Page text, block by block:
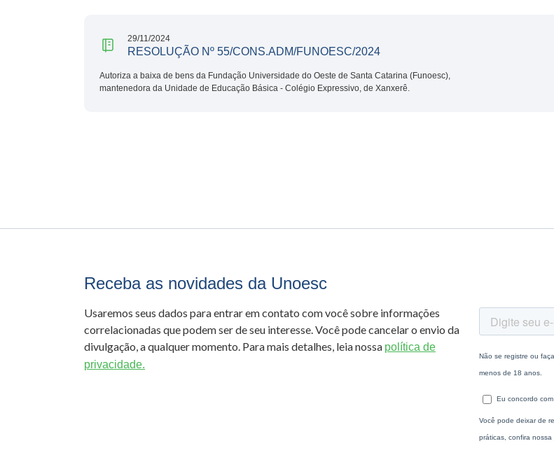
29/11/2024
RESOLUÇÃO Nº 55/CONS.ADM/FUNOESC/2024
Autoriza a baixa de bens da Fundação Universidade do Oeste de Santa Catarina (Funoesc),
mantenedora da Unidade de Educação Básica - Colégio Expressivo, de Xanxerê.
Receba as novidades da Unoesc
Usaremos seus dados para entrar em contato com você sobre informações
correlacionadas que podem ser de seu interesse. Você pode cancelar o envio da
divulgação, a qualquer momento. Para mais detalhes, leia nossa política de
privacidade.